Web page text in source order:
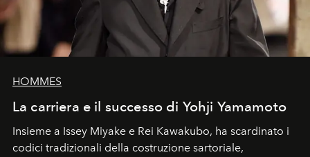
HOMMES
La carriera e il successo di Yohji Yamamoto
Insieme a Issey Miyake e Rei Kawakubo, ha scardinato i
codici tradizionali della costruzione sartoriale,